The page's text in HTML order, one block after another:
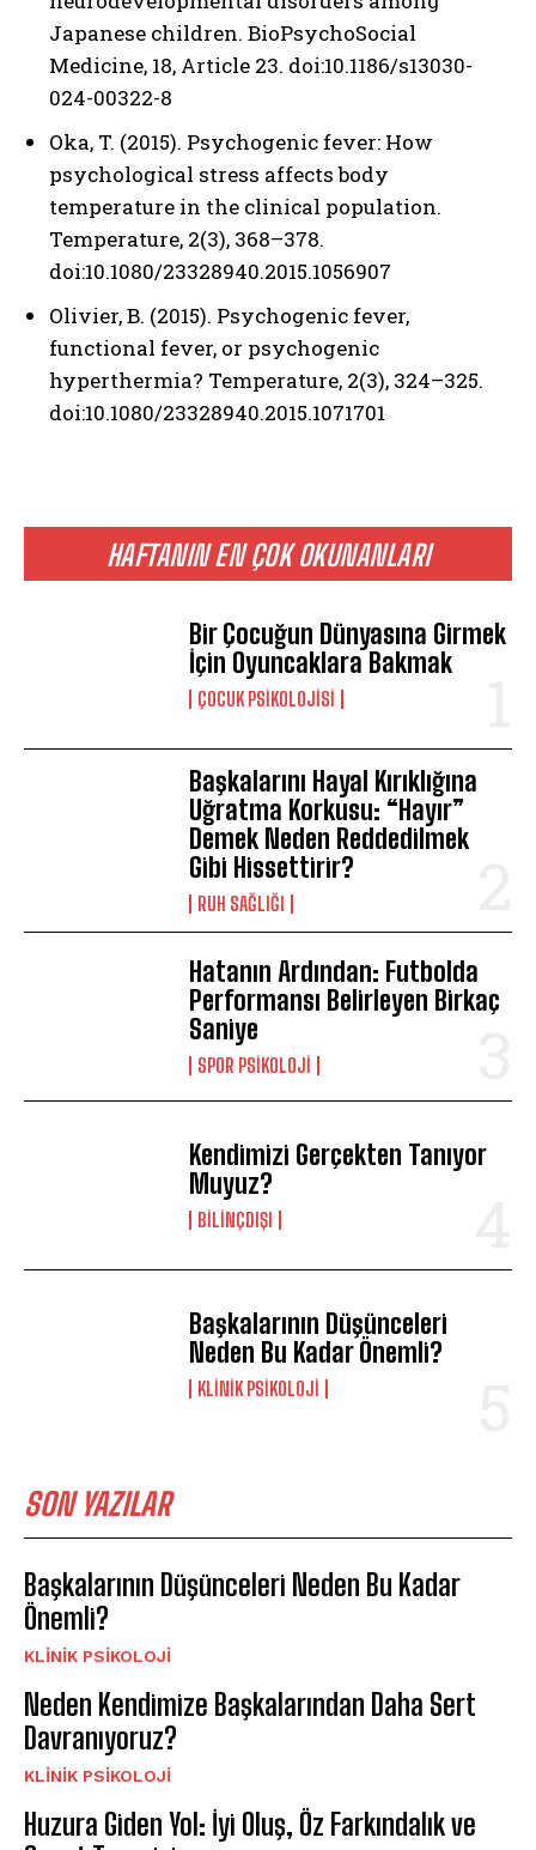
HAFTANIN EN ÇOK OKUNANLARI
Bir Çocuğun Dünyasına Girmek
İçin Oyuncaklara Bakmak
ÇOCUK PSIKOLOJISI
Başkalarını Hayal Kırıklığına
Uğratma Korkusu: “Hayır”
Demek Neden Reddedilmek
Gibi Hissettirir?
⁠RUH SAĞLIĞI
Hatanın Ardından: Futbolda
Performansı Belirleyen Birkaç
Saniye
SPOR PSIKOLOJI
Kendimizi Gerçekten Tanıyor
Muyuz?
BILINÇDIŞI
Başkalarının Düşünceleri
Neden Bu Kadar Önemli?
KLINIK PSIKOLOJI
SON YAZILAR
Başkalarının Düşünceleri Neden Bu Kadar
Önemli?
KLINIK PSIKOLOJI
Neden Kendimize Başkalarından Daha Sert
Davranıyoruz?
KLINIK PSIKOLOJI
Huzura Giden Yol: İyi Oluş, Öz Farkındalık ve
Japanese children. BioPsychoSocial
Medicine, 18, Article 23. doi:10.1186/s13030-
024-00322-8
Oka, T. (2015). Psychogenic fever: How
psychological stress affects body
temperature in the clinical population.
Temperature, 2(3), 368–378.
doi:10.1080/23328940.2015.1056907
Olivier, B. (2015). Psychogenic fever,
functional fever, or psychogenic
hyperthermia? Temperature, 2(3), 324–325.
doi:10.1080/23328940.2015.1071701